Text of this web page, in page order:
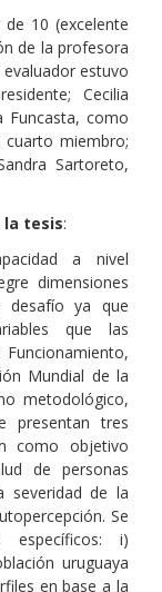
10 (excelente
de la profesora
estuvo
Cecilia
Funcasta, como
miembro;
Sartoreto,
la tesis:
a nivel
dimensiones
desafío ya que
que las
Mundial de la
metodológico,
presentan tres
como objetivo
de personas
severidad de la
Se
específicos: i)
uruguaya
en base a la